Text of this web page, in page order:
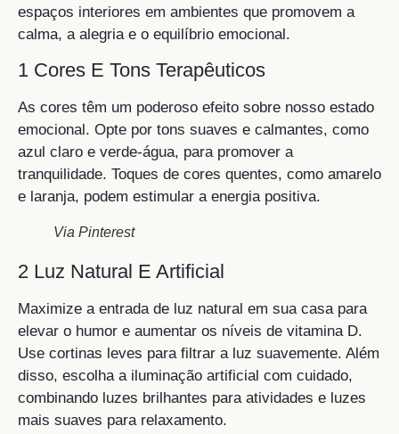
espaços interiores em ambientes que promovem a
calma, a alegria e o equilíbrio emocional.
1 Cores E Tons Terapêuticos
As cores têm um poderoso efeito sobre nosso estado
emocional. Opte por tons suaves e calmantes, como
azul claro e verde-água, para promover a
tranquilidade. Toques de cores quentes, como amarelo
e laranja, podem estimular a energia positiva.
Via Pinterest
2 Luz Natural E Artificial
Maximize a entrada de luz natural em sua casa para
elevar o humor e aumentar os níveis de vitamina D.
Use cortinas leves para filtrar a luz suavemente. Além
disso, escolha a iluminação artificial com cuidado,
combinando luzes brilhantes para atividades e luzes
mais suaves para relaxamento.